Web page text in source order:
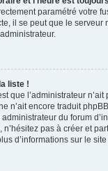
paramétré votre
il se peut que le serveur
liste !
que l’administrateur n’ait
n’ait encore traduit
du forum
n’hésitez pas à créer et
d’informations sur le